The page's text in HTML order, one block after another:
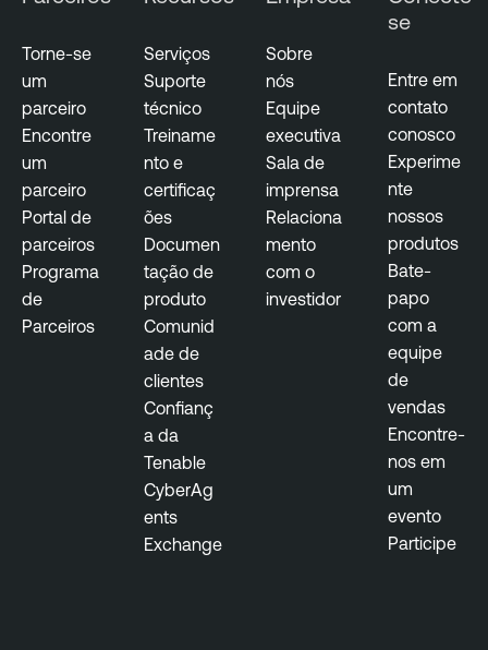
Torne-se
um
parceiro
Encontre
um
parceiro
Portal de
parceiros
Programa
de
Parceiros
Serviços
Suporte
técnico
Treiname
nto e
certificaç
ões
Documen
tação de
produto
Comunid
ade de
clientes
Confianç
a da
Tenable
CyberAg
ents
Exchange
Sobre
nós
Equipe
executiva
Sala de
imprensa
Relaciona
mento
com o
investidor
se
Entre em
contato
conosco
Experime
nte
nossos
produtos
Bate-
papo
com a
equipe
de
vendas
Encontre-
nos em
um
evento
Participe